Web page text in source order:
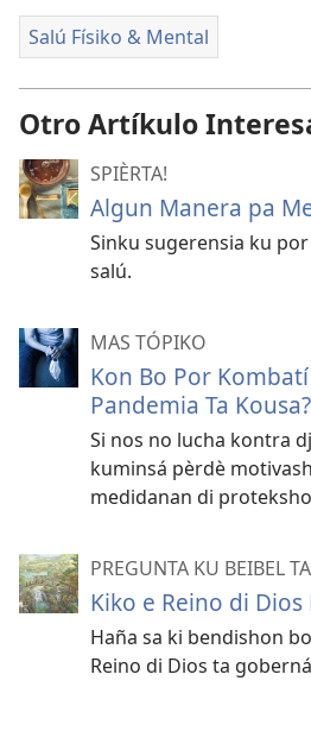
Salú Físiko & Mental
Otro Artíkulo
SPIÈRTA!
Algun Manera pa
Sinku sugerensia ku
salú.
MAS TÓPIKO
Kon Bo Por
Pandemia Ta Kousa?
Si nos no lucha kontra
kuminsá pèrdè
medidanan di
PREGUNTA KU BEIBEL
Kiko e Reino di Dios
Haña sa ki bendishon
Reino di Dios ta